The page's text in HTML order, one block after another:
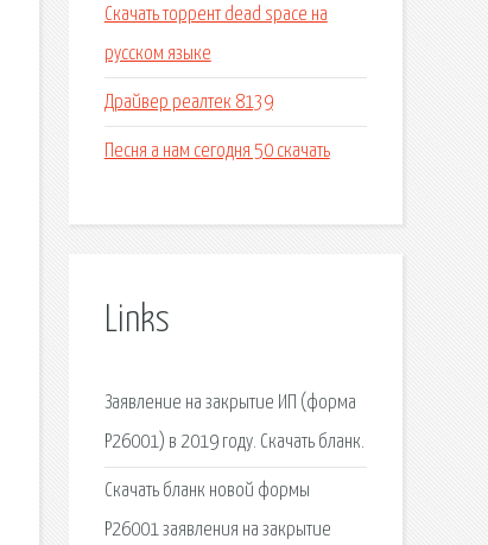
Скачать торрент dead space на
русском языке
Драйвер реалтек 8139
Песня а нам сегодня 50 скачать
Links
Заявление на закрытие ИП (форма
Р26001) в 2019 году. Скачать бланк.
Скачать бланк новой формы
Р26001 заявления на закрытие